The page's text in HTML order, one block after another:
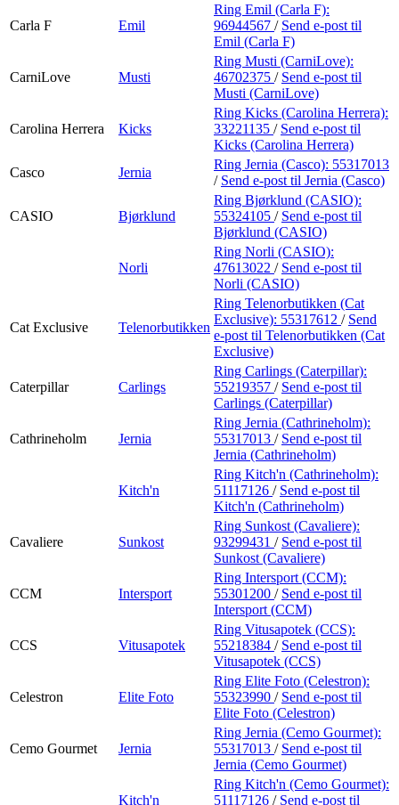
Carla F Emil
Ring Emil (Carla F):
96944567 / Send e-post til
Emil (Carla F)
CarniLove Musti
Ring Musti (CarniLove):
46702375 / Send e-post til
Musti (CarniLove)
Carolina Herrera Kicks
Ring Kicks (Carolina Herrera):
33221135 / Send e-post til
Kicks (Carolina Herrera)
Casco
Jernia
Ring Jernia (Casco): 55317013
/ Send e-post til Jernia (Casco)
CASIO Bjørklund
Ring Bjørklund (CASIO):
55324105 / Send e-post til
Bjørklund (CASIO)
Norli
Ring Norli (CASIO):
47613022 / Send e-post til
Norli (CASIO)
Cat Exclusive Telenorbutikken
Ring Telenorbutikken (Cat
Exclusive): 55317612 / Send
e-post til Telenorbutikken (Cat
Exclusive)
Caterpillar Carlings
Ring Carlings (Caterpillar):
55219357 / Send e-post til
Carlings (Caterpillar)
Cathrineholm Jernia
Ring Jernia (Cathrineholm):
55317013 / Send e-post til
Jernia (Cathrineholm)
Kitch'n
Ring Kitch'n (Cathrineholm):
51117126 / Send e-post til
Kitch'n (Cathrineholm)
Cavaliere Sunkost
Ring Sunkost (Cavaliere):
93299431 / Send e-post til
Sunkost (Cavaliere)
CCM Intersport
Ring Intersport (CCM):
55301200 / Send e-post til
Intersport (CCM)
CCS Vitusapotek
Ring Vitusapotek (CCS):
55218384 / Send e-post til
Vitusapotek (CCS)
Celestron Elite Foto
Ring Elite Foto (Celestron):
55323990 / Send e-post til
Elite Foto (Celestron)
Cemo Gourmet Jernia
Ring Jernia (Cemo Gourmet):
55317013 / Send e-post til
Jernia (Cemo Gourmet)
Kitch'n
Ring Kitch'n (Cemo Gourmet):
51117126 / Send e-post til